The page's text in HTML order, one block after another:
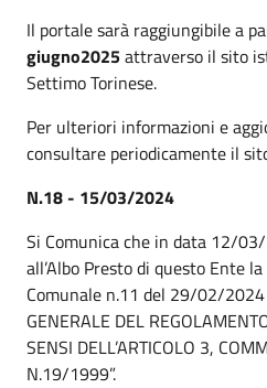
Il portale sarà raggiungibile a
giugno2025attraverso il sito
Settimo Torinese.
Per ulteriori informazioni e
consultare periodicamente il
N.18 - 15/03/2024
Si Comunica che in data 12/
all’Albo Presto di questo Ente
Comunale n.11 del 29/02/2024
GENERALE DEL
SENSI DELL’ARTICOLO 3,
N.19/1999”.